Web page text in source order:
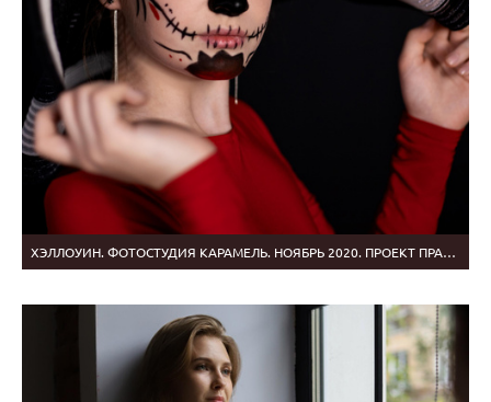
ХЭЛЛОУИН. ФОТОСТУДИЯ КАРАМЕЛЬ. НОЯБРЬ 2020. ПРОЕКТ ПРАКТИКА.